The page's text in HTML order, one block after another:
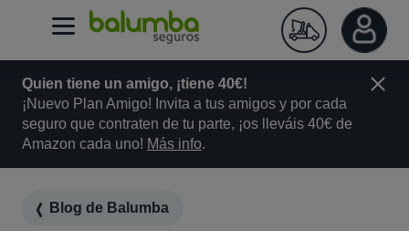
Quien tiene un amigo, ¡tiene 40€!
¡Nuevo Plan Amigo! Invita a tus amigos y por cada
seguro que contraten de tu parte, ¡os lleváis 40€ de
Amazon cada uno! Más info.
Blog de Balumba